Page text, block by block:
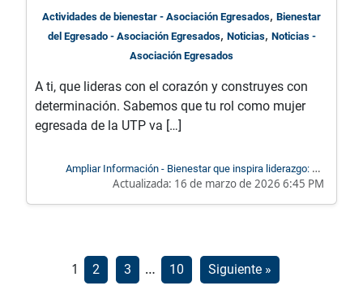
Actividades de bienestar - Asociación Egresados, Bienestar
del Egresado - Asociación Egresados, Noticias, Noticias -
Asociación Egresados
A ti, que lideras con el corazón y construyes con
determinación. Sabemos que tu rol como mujer
egresada de la UTP va […]
Ampliar Información - Bienestar que inspira liderazgo: Un
encuentro para la mujer que transforma
Actualizada: 16 de marzo de 2026 6:45 PM
Paginación
1 2 3 … 10 Siguiente »